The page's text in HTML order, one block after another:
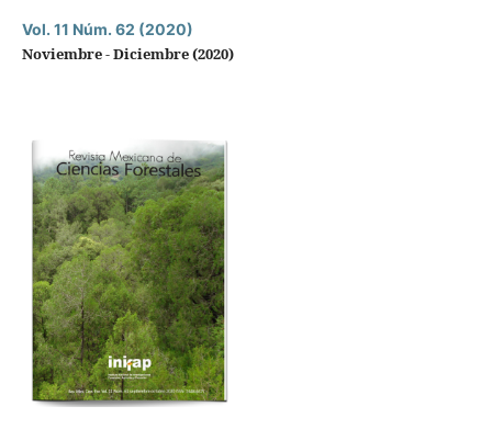
Vol. 11 Núm. 62 (2020)
Noviembre - Diciembre (2020)